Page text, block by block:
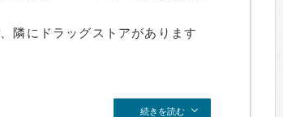
隣にドラッグストアがあります
続きを読む